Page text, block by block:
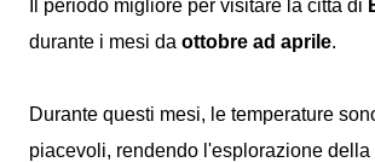
Il periodo migliore per visitare la città di
durante i mesi da ottobre ad aprile.
Durante questi mesi, le temperature
piacevoli, rendendo l'esplorazione della